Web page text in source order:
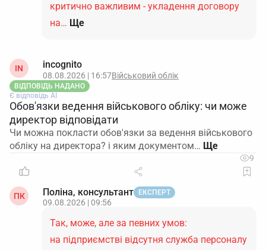
критично важливим - укладення договору
на… Ще
IN incognito
08.08.2026 | 16:57Військовий облік
ВІДПОВІДЬ НАДАНО
Є відповідь АІ
Обов'язки ведення військового обліку: чи може
директор відповідати
Чи можна покласти обов'язки за ведення військового
обліку на директора? і яким документом…
9
ПК Поліна, консультант ЕКСПЕРТ
09.08.2026 | 09:56
Так, може, але за певних умов:
на підприємстві відсутня служба персоналу